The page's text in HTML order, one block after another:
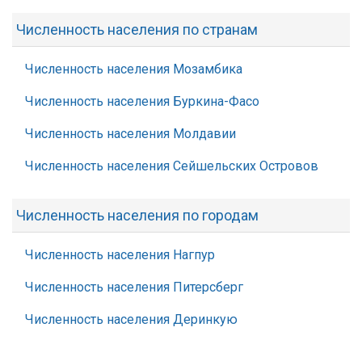
Численность населения по странам
Численность населения Мозамбика
Численность населения Буркина-Фасо
Численность населения Молдавии
Численность населения Сейшельских Островов
Численность населения по городам
Численность населения Нагпур
Численность населения Питерсберг
Численность населения Деринкую